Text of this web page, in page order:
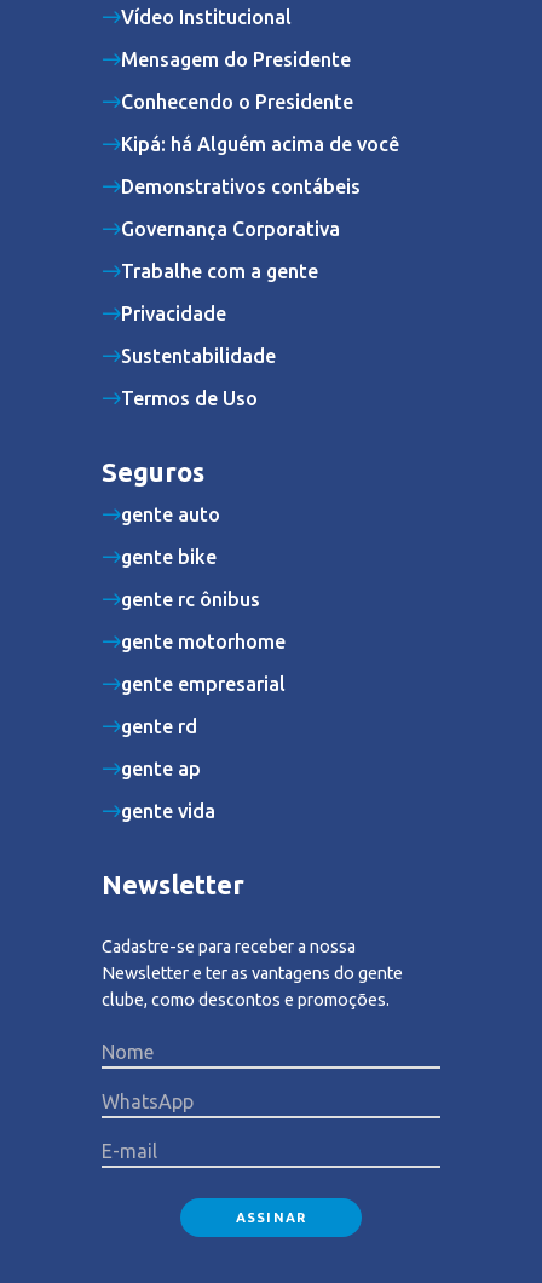
Vídeo Institucional
Mensagem do Presidente
Conhecendo o Presidente
Kipá: há Alguém acima de você
Demonstrativos contábeis
Governança Corporativa
Trabalhe com a gente
Privacidade
Sustentabilidade
Termos de Uso
Seguros
gente auto
gente bike
gente rc ônibus
gente motorhome
gente empresarial
gente rd
gente ap
gente vida
Newsletter
Cadastre-se para receber a nossa
Newsletter e ter as vantagens do gente
clube, como descontos e promoções.